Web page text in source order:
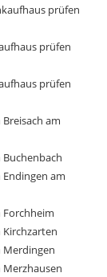
prüfen
prüfen
prüfen
am
am
Merdingen